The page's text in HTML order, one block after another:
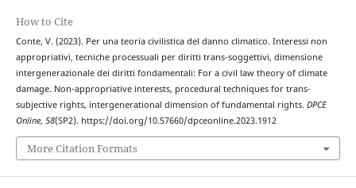
How to Cite
Conte, V. (2023). Per una teoria civilistica del danno climatico. Interessi non
appropriativi, tecniche processuali per diritti trans-soggettivi, dimensione
intergenerazionale dei diritti fondamentali: For a civil law theory of climate
damage. Non-appropriative interests, procedural techniques for trans-
subjective rights, intergenerational dimension of fundamental rights. DPCE
Online, 58(SP2). https://doi.org/10.57660/dpceonline.2023.1912
More Citation Formats